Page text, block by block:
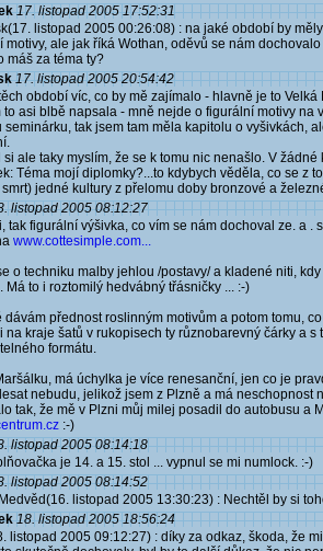
17. listopad 2005 17:52:31
listopad 2005 00:26:08) : na jaké období by
motivy, ale jak říká Wothan, oděvů se nám
máš za téma ty?
17. listopad 2005 20:54:42
období víc, co by mě zajímalo - hlavně je to
to asi blbě napsala - mně nejde o figurální motivy na
seminárku, tak jsem tam měla kapitolu o vyšivkách,
si ale taky myslím, že se k tomu nic nenašlo. V
Téma mojí diplomky?...to kdybych věděla, co se z
jedné kultury z přelomu doby bronzové a
listopad 2005 08:12:27
tak figurální výšivka, co vím se nám dochoval ze. a
www.cottesimple.com...
o techniku malby jehlou /postavy/ a kladené niti,
Má to i roztomilý hedvábný třásničky ... :-)
dávám přednost roslinným motivům a potom tomu,
na kraje šatů v rukopisech ty různobarevný čárky a
formátu.
má úchylka je více renesanční, jen co je
nebudu, jelikož jsem z Plzně a má neschopnost
tak, že mě v Plzni můj milej posadil do autobusu a
:-)
listopad 2005 08:14:18
je 14. a 15. stol ... vypnul se mi numlock. :-)
listopad 2005 08:14:52
listopad 2005 13:30:23) : Nechtěl by si
18. listopad 2005 18:56:24
listopad 2005 09:12:27) : díky za odkaz, škoda, že